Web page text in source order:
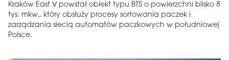
Kraków East V powstał obiekt typu BTS o powierzchni blisko 8
tys. mkw., który obsłuży procesy sortowania paczek i
zarządzania siecią automatów paczkowych w południowej
Polsce.